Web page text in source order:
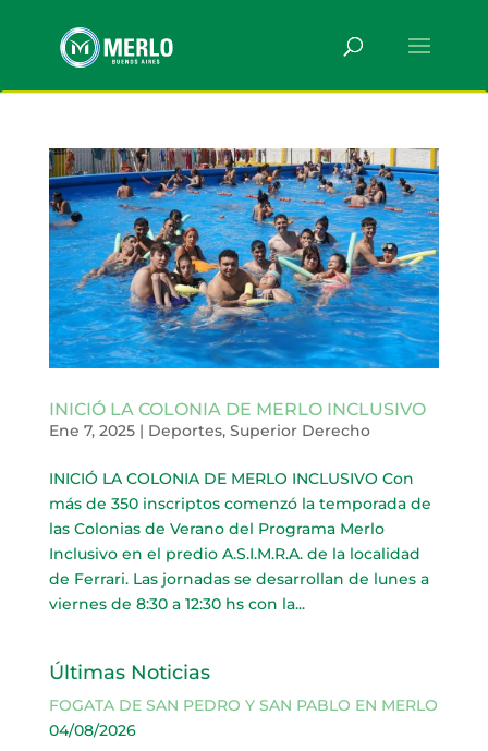
INICIÓ LA COLONIA DE MERLO INCLUSIVO
Ene 7, 2025| Deportes, Superior Derecho
INICIÓ LA COLONIA DE MERLO INCLUSIVO Con
más de 350 inscriptos comenzó la temporada de
las Colonias de Verano del Programa Merlo
Inclusivo en el predio A.S.I.M.R.A. de la localidad
de Ferrari. Las jornadas se desarrollan de lunes a
viernes de 8:30 a 12:30 hs con la...
Últimas Noticias
FOGATA DE SAN PEDRO Y SAN PABLO EN MERLO
04/08/2026